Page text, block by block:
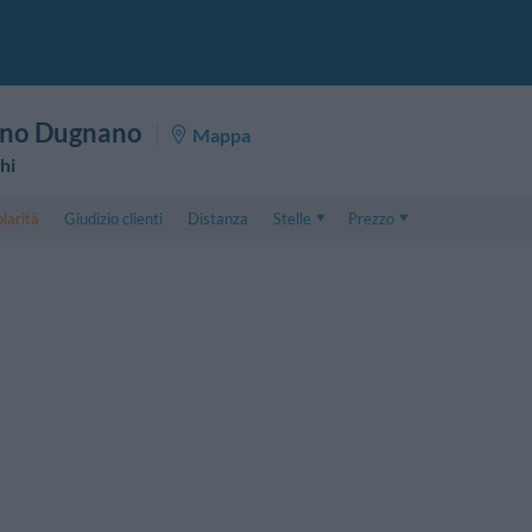
Dugnano
Mappa
Giudizio clienti Distanza
Stelle
Prezzo